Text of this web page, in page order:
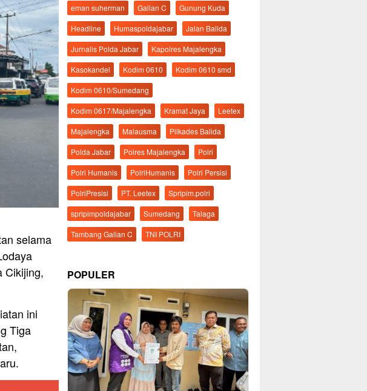
selama
Cikijing,
ini
Tiga
eman suherman
Galian C
Gunung Kuda
Headline
Humaspoldajabar
Jalan Balida
Jurnalis Polda Jabar
Kapolres Majalengka
Kasokandel
Kodim 0610
Kodim 0610 smd
Kodim 0610/Sumedang
Kodim 0617/Majalengka
Kramat Jaya
Leetex
Majalengka
Malausma
Pilkades Balida
Polda Jabar
Polres Majalengka
Polri
Polri Humanis
PolriHumanis
Polri Persisi
PolriPresisi
PT. Leetex
Spripim.polri
spripimpoldajabar
Sumedang
Talaga
Tambang Galian C
TNI POLRI
POPULER